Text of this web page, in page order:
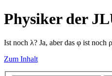
Physiker der
Ist noch λ? Ja, aber das φ ist noch
Zum Inhalt